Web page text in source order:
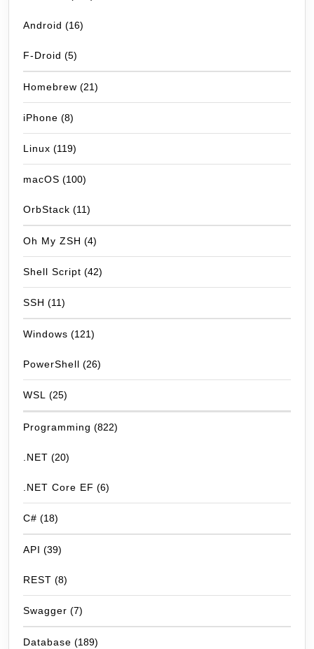
Android (16)
F-Droid (5)
Homebrew (21)
iPhone (8)
Linux (119)
macOS (100)
OrbStack (11)
Oh My ZSH (4)
Shell Script (42)
SSH (11)
Windows (121)
PowerShell (26)
WSL (25)
Programming (822)
.NET (20)
.NET Core EF (6)
C# (18)
API (39)
REST (8)
Swagger (7)
Database (189)